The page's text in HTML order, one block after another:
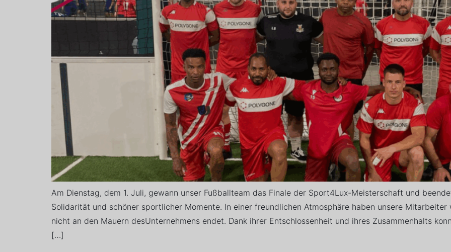
Am Dienstag, dem 1. Juli, gewann unser Fußballteam das Finale der Sport4Lux-Meisterschaft und
Solidarität und schöner sportlicher Momente. In einer freundlichen Atmosphäre haben unsere
nicht an den Mauern desUnternehmens endet. Dank ihrer Entschlossenheit und ihres Zusammenhalts
[…]